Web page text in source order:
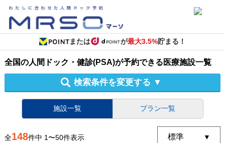
または が最大3.5%貯まる！
全国の人間ドック・健診(PSA)が予約できる医療施設一覧
検索条件を変更する ▼
施設一覧 プラン一覧
全148件中 1〜50件表示